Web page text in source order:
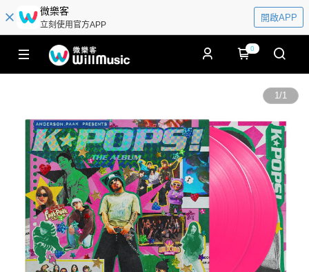
微樂客
立刻使用官方APP
開啟APP
0
1/1